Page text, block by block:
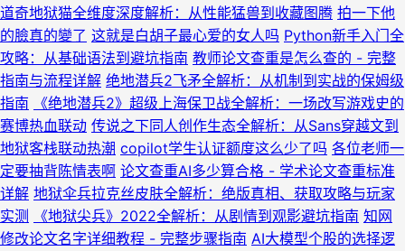
道奇地狱猫全维度深度解析：从性能猛兽到收藏图腾 拍一下他
的臉真的變了 这就是白胡子最心爱的女人吗 Python新手入门全
攻略：从基础语法到避坑指南 教师论文查重是怎么查的 - 完整
指南与流程详解 绝地潜兵2飞矛全解析：从机制到实战的保姆级
指南
《绝地潜兵2》超级上海保卫战全解析：一场改写游戏史的
赛博热血联动 传说之下同人创作生态全解析：从Sans穿越文到
地狱客栈联动热潮 copilot学生认证额度这么少了吗 各位老师一
定要抽背陈情表啊 论文查重AI多少算合格 - 学术论文查重标准
详解 地狱伞兵拉克丝皮肤全解析：绝版真相、获取攻略与玩家
实测
《地狱尖兵》2022全解析：从剧情到观影避坑指南 知网
修改论文名字详细教程 - 完整步骤指南 AI大模型个股的选择逻